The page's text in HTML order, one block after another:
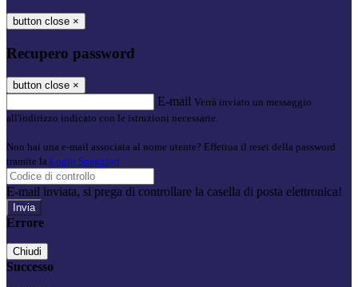
button close ×
Recupero password
button close ×
E-mail Verrà inviato un messaggio
all'indirizzo indicato con le istruzioni necessarie.
Non hai una e-mail associata al nome utente? Effettua il reset della password
tramite la Login Spaggiari
E-mail inviata, si prega di controllare la casella di posta elettronica!
Errore
Chiudi
Successo